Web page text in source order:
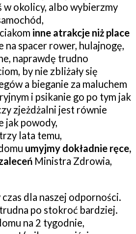
w okolicy, albo wybierzmy
inne atrakcje niż place
na spacer rower, hulajnogę,
naprawdę trudno
by nie zbliżały się
a bieganie za maluchem
i psikanie go po tym jak
zjeżdżalni jest równie
jak powody,
lata temu,
umyjmy dokładnie ręce,
Ministra Zdrowia,
dla naszej odporności.
po stokroć bardziej.
na 2 tygodnie,